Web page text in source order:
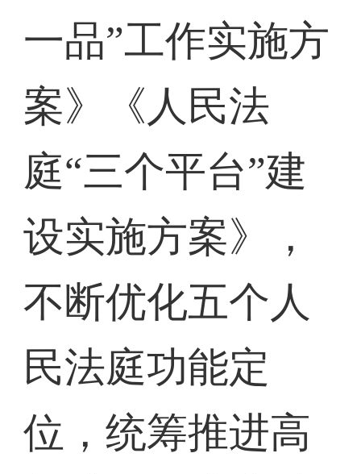
一品”工作实施方
案》《人民法
庭“三个平台”建
设实施方案》，
不断优化五个人
民法庭功能定
位，统筹推进高